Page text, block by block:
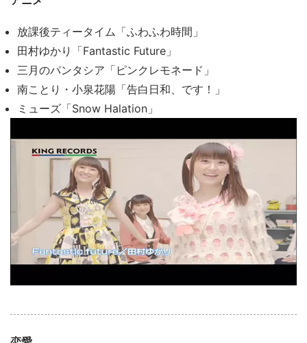
放課後ティータイム「ふわふわ時間」
田村ゆかり「Fantastic Future」
三月のパンタシア「ピンクレモネード」
南ことり・小泉花陽「告白日和、です！」
ミューズ「Snow Halation」